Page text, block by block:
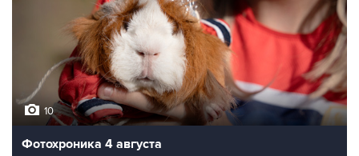
10
Фотохроника 4 августа